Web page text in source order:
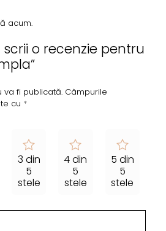
acum.
scrii o recenzie pentru
va fi publicată. Câmpurile
cu *
3 din
5
stele
4 din
5
stele
5 din
5
stele